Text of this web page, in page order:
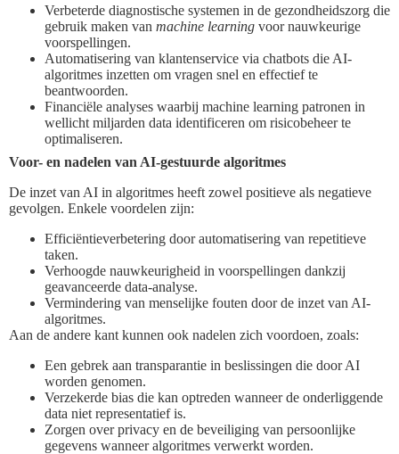
Verbeterde diagnostische systemen in de gezondheidszorg die
gebruik maken van machine learning voor nauwkeurige
voorspellingen.
Automatisering van klantenservice via chatbots die AI-
algoritmes inzetten om vragen snel en effectief te
beantwoorden.
Financiële analyses waarbij machine learning patronen in
wellicht miljarden data identificeren om risicobeheer te
optimaliseren.
Voor- en nadelen van AI-gestuurde algoritmes
De inzet van AI in algoritmes heeft zowel positieve als negatieve
gevolgen. Enkele voordelen zijn:
Efficiëntieverbetering door automatisering van repetitieve
taken.
Verhoogde nauwkeurigheid in voorspellingen dankzij
geavanceerde data-analyse.
Vermindering van menselijke fouten door de inzet van AI-
algoritmes.
Aan de andere kant kunnen ook nadelen zich voordoen, zoals:
Een gebrek aan transparantie in beslissingen die door AI
worden genomen.
Verzekerde bias die kan optreden wanneer de onderliggende
data niet representatief is.
Zorgen over privacy en de beveiliging van persoonlijke
gegevens wanneer algoritmes verwerkt worden.